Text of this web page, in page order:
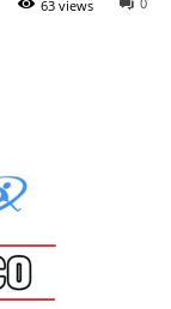
63 views